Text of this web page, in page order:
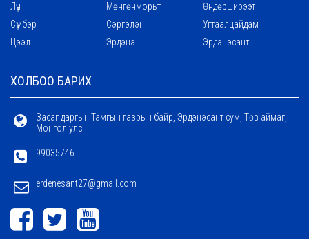
Лүн
Мөнгөнморьт
Өндөрширээт
Сүмбэр
Сэргэлэн
Угтаалцайдам
Цээл
Эрдэнэ Эрдэнэсант
ХОЛБОО БАРИХ
Засаг даргын Тамгын газрын байр, Эрдэнэсант сум, Төв аймаг,
Монгол улс
99035746
erdenesant27@gmail.com